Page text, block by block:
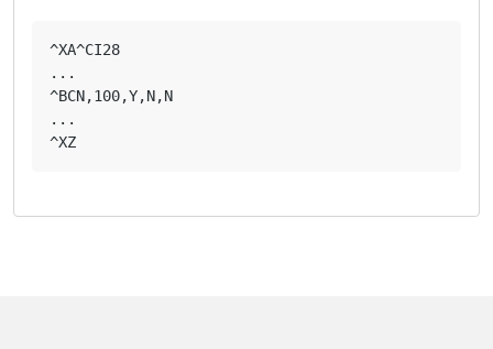
^XA^CI28
...
^BCN,100,Y,N,N
...